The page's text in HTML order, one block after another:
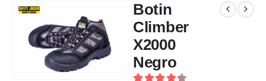
Botin
Climber
X2000
Negro